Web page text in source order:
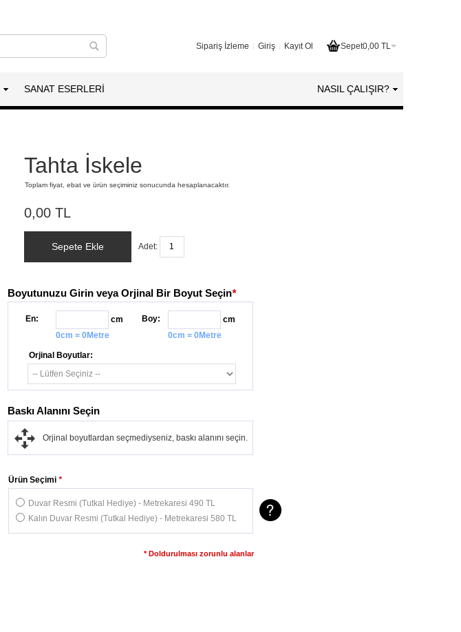
Sepet0,00 TL
Sipariş İzleme Giriş Kayıt Ol
SANAT ESERLERI NASIL ÇALIŞIR?
Tahta İskele
Toplam fiyat, ebat ve ürün seçiminiz sonucunda hesaplanacaktır.
0,00 TL
Sepete Ekle Adet:
Boyutunuzu Girin veya Orjinal Bir Boyut Seçin*
En:
cm
0cm = 0Metre
Boy:
cm
0cm = 0Metre
Orjinal Boyutlar:
*
Ürün Seçimi
Duvar Resmi (Tutkal Hediye) - Metrekaresi 490 TL
Kalın Duvar Resmi (Tutkal Hediye) - Metrekaresi 580 TL
* Doldurulması zorunlu alanlar
Baskı Alanını Seçin
Orjinal boyutlardan seçmediyseniz, baskı alanını seçin.